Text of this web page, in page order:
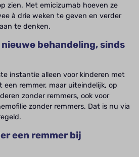
zien. Met emicizumab hoeven ze
à drie weken te geven en verder
te denken.
nieuwe behandeling, sinds
instantie alleen voor kinderen met
een remmer, maar uiteindelijk, op
zonder remmers, ook voor
zonder remmers. Dat is nu via
een remmer bij